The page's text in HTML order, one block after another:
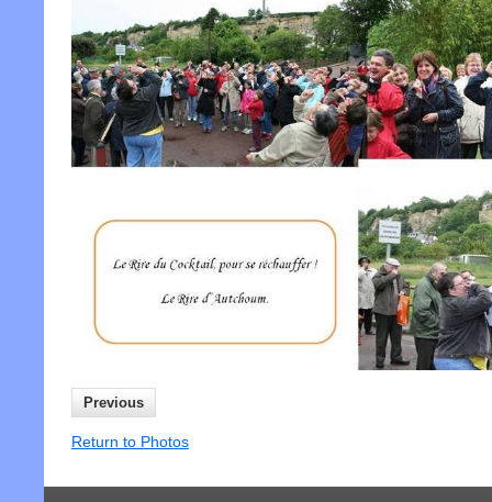
Previous
Return to Photos